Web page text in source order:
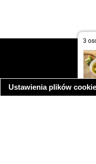
Ustawienia plików cookie
3
informacja o